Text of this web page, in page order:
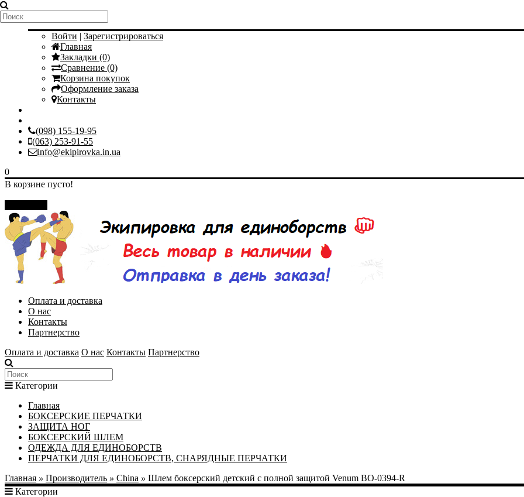
Мой аккаунт
Войти | Зарегистрироваться
Главная
Закладки (0)
Сравнение (0)
Корзина покупок
Оформление заказа
Контакты
(098) 155-19-95
(063) 253-91-55
info@ekipirovka.in.ua
0
В корзине пусто!
Оплата и доставка
О нас
Контакты
Партнерство
Оплата и доставка О нас Контакты Партнерство
Категории
Главная
БОКСЕРСКИЕ ПЕРЧАТКИ
ЗАЩИТА НОГ
БОКСЕРСКИЙ ШЛЕМ
ОДЕЖДА ДЛЯ ЕДИНОБОРСТВ
ПЕРЧАТКИ ДЛЯ ЕДИНОБОРСТВ, СНАРЯДНЫЕ ПЕРЧАТКИ
Главная » Производитель » China » Шлем боксерский детский с полной защитой Venum BO-0394-R
Категории